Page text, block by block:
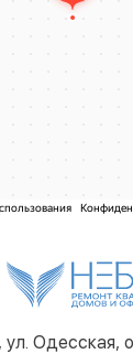
ул. Одесская,